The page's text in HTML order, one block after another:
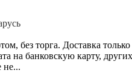
без торга. Доставка только
на банковскую карту, других
не...